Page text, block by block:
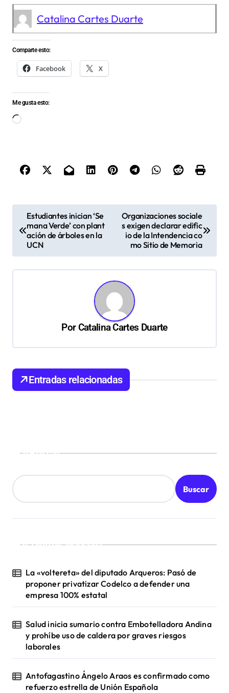
Catalina Cartes Duarte
Comparte esto:
Facebook X
Me gusta esto:
Cargando...
ó
a
d
a
Estudiantes inician ‘Se
mana Verde’ con plant
ación de árboles en la
UCN
Organizaciones sociale
s exigen declarar edific
io de la Intendencia co
mo Sitio de Memoria
PorCatalina Cartes Duarte
Entradas relacionadas
Buscar
Buscar
¡Ultimas Noticias!
La «voltereta» del diputado Arqueros: Pasó de
proponer privatizar Codelco a defender una
empresa 100% estatal
Salud inicia sumario contra Embotelladora Andina
y prohíbe uso de caldera por graves riesgos
laborales
Antofagastino Ángelo Araos es confirmado como
refuerzo estrella de Unión Española